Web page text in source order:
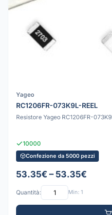
Yageo
RC1206FR-073K9L-REEL
Resistore Yageo RC1206FR-
10000
Confezione da 5000 pezzi
53.35€ – 53.35€
Quantità: Min: 1